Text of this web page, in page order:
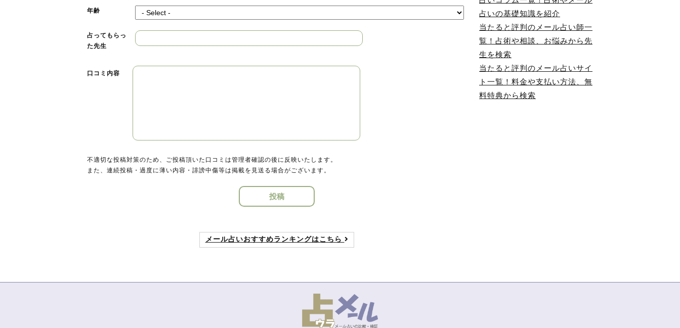
年齢
占ってもらっ
た先生
口コミ内容
不適切な投稿対策のため、ご投稿頂いた口コミは管理者確認の後に反映いたします。
また、連続投稿・過度に薄い内容・誹謗中傷等は掲載を見送る場合がございます。
投稿
メール占いおすすめランキングはこちら
占いの基礎知識を紹介
当たると評判のメール占い師一
覧！占術や相談、お悩みから先
生を検索
当たると評判のメール占いサイ
ト一覧！料金や支払い方法、無
料特典から検索